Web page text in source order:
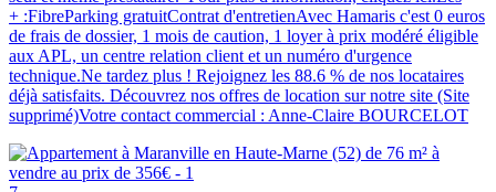
+ :FibreParking gratuitContrat d'entretienAvec Hamaris c'est 0 euros
de frais de dossier, 1 mois de caution, 1 loyer à prix modéré éligible
aux APL, un centre relation client et un numéro d'urgence
technique.Ne tardez plus ! Rejoignez les 88.6 % de nos locataires
déjà satisfaits. Découvrez nos offres de location sur notre site (Site
supprimé)Votre contact commercial : Anne-Claire BOURCELOT